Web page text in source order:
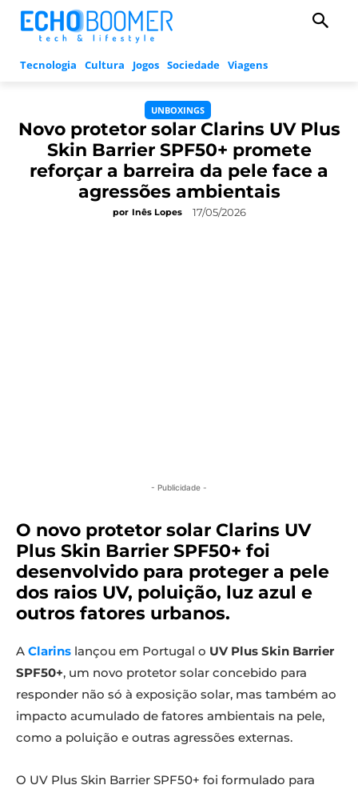
Tecnologia Cultura Jogos Sociedade Viagens
UNBOXINGS
Novo protetor solar Clarins UV Plus
Skin Barrier SPF50+ promete
reforçar a barreira da pele face a
agressões ambientais
por Inês Lopes 17/05/2026
- Publicidade -
O novo protetor solar Clarins UV
Plus Skin Barrier SPF50+ foi
desenvolvido para proteger a pele
dos raios UV, poluição, luz azul e
outros fatores urbanos.
A Clarins lançou em Portugal o UV Plus Skin Barrier
SPF50+, um novo protetor solar concebido para
responder não só à exposição solar, mas também ao
impacto acumulado de fatores ambientais na pele,
como a poluição e outras agressões externas.
O UV Plus Skin Barrier SPF50+ foi formulado para